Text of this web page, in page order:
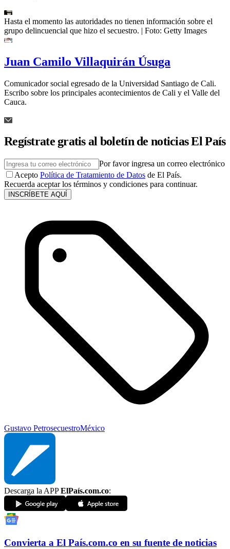
Hasta el momento las autoridades no tienen información sobre el
grupo delincuencial que hizo el secuestro. | Foto: Getty Images
Juan Camilo Villaquirán Úsuga
Comunicador social egresado de la Universidad Santiago de Cali.
Escribo sobre los principales acontecimientos de Cali y el Valle del
Cauca.
Regístrate gratis al boletín de noticias El País
Por favor ingresa un correo electrónico
Acepto Política de Tratamiento de Datos de El País.
Recuerda aceptar los términos y condiciones para continuar.
INSCRÍBETE AQUÍ
Gustavo PetrosecuestroMéxico
Descarga la APPElPaís.com.co:
Convierta a El País.com.co en su fuente de noticias